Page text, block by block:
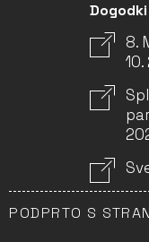
8.
PODPRTO S